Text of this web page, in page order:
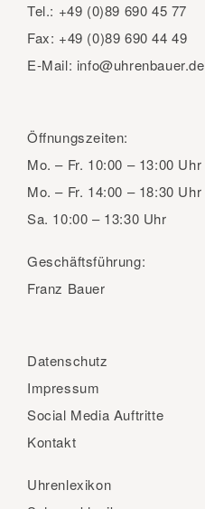
Tel.: +49 (0)89 690 45 77
Fax: +49 (0)89 690 44 49
E-Mail: info@uhrenbauer.de
Öffnungszeiten:
Mo. – Fr. 10:00 – 13:00 Uhr
Mo. – Fr. 14:00 – 18:30 Uhr
Sa. 10:00 – 13:30 Uhr
Geschäftsführung:
Franz Bauer
Datenschutz
Impressum
Social Media Auftritte
Kontakt
Uhrenlexikon